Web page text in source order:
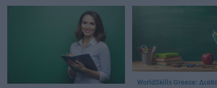
WorldSkills Greece: